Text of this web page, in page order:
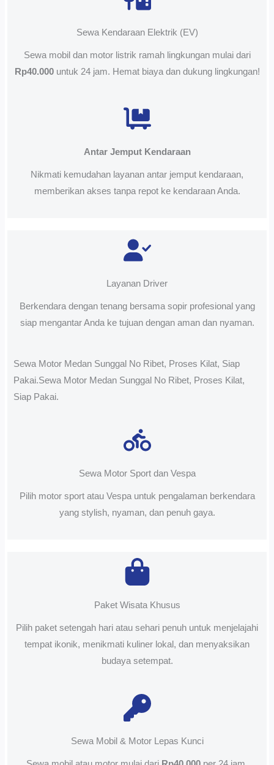
Sewa Kendaraan Elektrik (EV)
Sewa mobil dan motor listrik ramah lingkungan mulai dari
Rp40.000untuk 24 jam. Hemat biaya dan dukung lingkungan!
Antar Jemput Kendaraan
Nikmati kemudahan layanan antar jemput kendaraan,
memberikan akses tanpa repot ke kendaraan Anda.
Layanan Driver
Berkendara dengan tenang bersama sopir profesional yang
siap mengantar Anda ke tujuan dengan aman dan nyaman.
Sewa Motor Medan Sunggal No Ribet, Proses Kilat, Siap
Pakai.Sewa Motor Medan Sunggal No Ribet, Proses Kilat,
Siap Pakai.
Sewa Motor Sport dan Vespa
Pilih motor sport atau Vespa untuk pengalaman berkendara
yang stylish, nyaman, dan penuh gaya.
Paket Wisata Khusus
Pilih paket setengah hari atau sehari penuh untuk menjelajahi
tempat ikonik, menikmati kuliner lokal, dan menyaksikan
budaya setempat.
Sewa Mobil & Motor Lepas Kunci